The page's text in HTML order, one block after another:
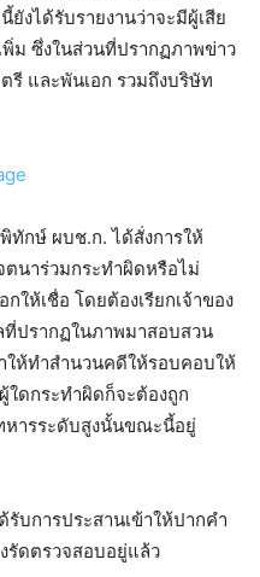
งได้รับรายงานว่าจะมีผู้เสีย
ม ซึ่งในส่วนที่ปรากฏภาพข่าว
และพันเอก รวมถึงบริษัท
ทักษ์ ผบช.ก. ได้สั่งการให้
ตนาร่วมกระทำผิดหรือไม่
ให้เชื่อ โดยต้องเรียกเจ้าของ
ปรากฏในภาพมาสอบสวน
ให้ทำสำนวนคดีให้รอบคอบให้
ดกระทำผิดก็จะต้องถูก
หารระดับสูงนั้นขณะนี้อยู่
บการประสานเข้าให้ปากคำ
รัดตรวจสอบอยู่แล้ว